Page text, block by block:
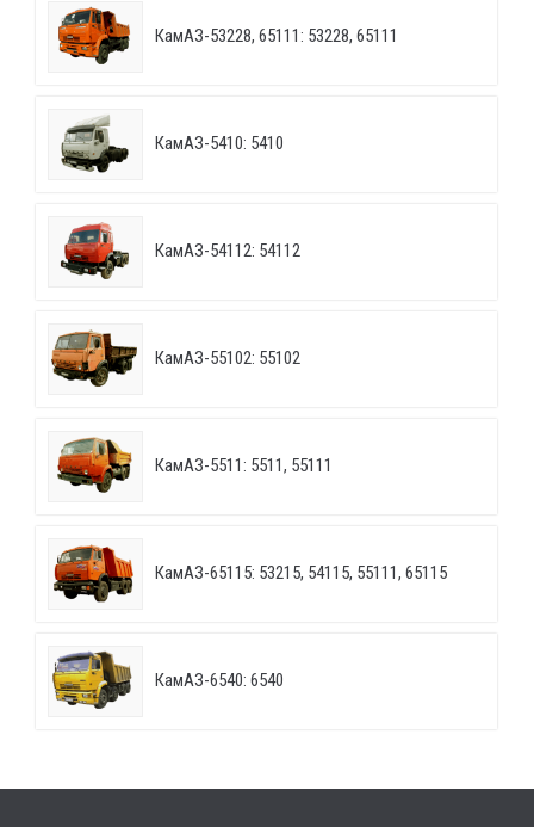
КамАЗ-53228, 65111: 53228, 65111
КамАЗ-5410: 5410
КамАЗ-54112: 54112
КамАЗ-55102: 55102
КамАЗ-5511: 5511, 55111
КамАЗ-65115: 53215, 54115, 55111, 65115
КамАЗ-6540: 6540